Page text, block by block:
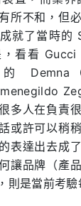
所不和，但
就了當時的
，看看
的 Demna
多人在負責
或許可以稍
表達出去成
讓品牌（產
則是當前考驗